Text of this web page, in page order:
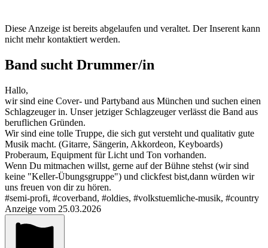
Diese Anzeige ist bereits abgelaufen und veraltet. Der Inserent kann
nicht mehr kontaktiert werden.
Band sucht Drummer/in
Hallo,
wir sind eine Cover- und Partyband aus München und suchen einen
Schlagzeuger in. Unser jetziger Schlagzeuger verlässt die Band aus
beruflichen Gründen.
Wir sind eine tolle Truppe, die sich gut versteht und qualitativ gute
Musik macht. (Gitarre, Sängerin, Akkordeon, Keyboards)
Proberaum, Equipment für Licht und Ton vorhanden.
Wenn Du mitmachen willst, gerne auf der Bühne stehst (wir sind
keine "Keller-Übungsgruppe") und clickfest bist,dann würden wir
uns freuen von dir zu hören.
#semi-profi, #coverband, #oldies, #volkstuemliche-musik, #country
Anzeige vom 25.03.2026